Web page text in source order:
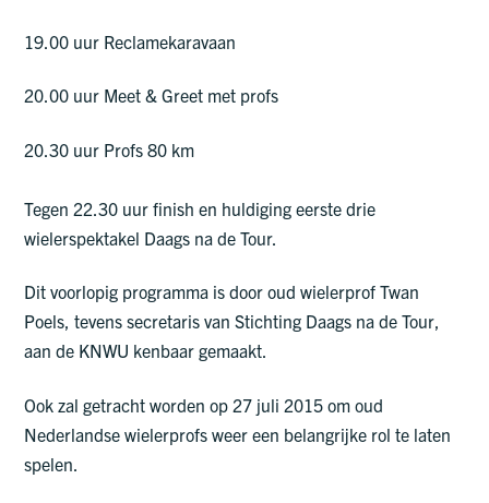
19.00 uur Reclamekaravaan
20.00 uur Meet & Greet met profs
20.30 uur Profs 80 km
Tegen 22.30 uur finish en huldiging eerste drie
wielerspektakel Daags na de Tour.
Dit voorlopig programma is door oud wielerprof Twan
Poels, tevens secretaris van Stichting Daags na de Tour,
aan de KNWU kenbaar gemaakt.
Ook zal getracht worden op 27 juli 2015 om oud
Nederlandse wielerprofs weer een belangrijke rol te laten
spelen.